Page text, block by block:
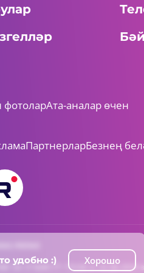
фотоларАта-аналар өчен
ПартнерларБезнең
Эл-Л №ФС77-73138 от 22.06.2018
удобно :) Хорошо